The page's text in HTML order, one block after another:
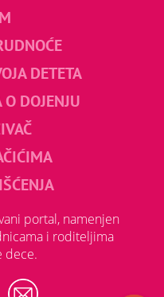
DETETA
O DOJENJU
portal, namenjen
i roditeljima
dece.